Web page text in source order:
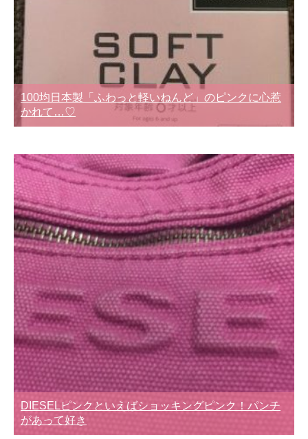
100均日本製「ふわっと軽いねんど」のピンクに心惹
かれて…♡
DIESELピンクといえばショッキングピンク！パンチ
があって好き